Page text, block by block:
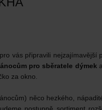
vás připravili nejzajímavější
pro sběratele dýmek
za okno.
něco hezkého,